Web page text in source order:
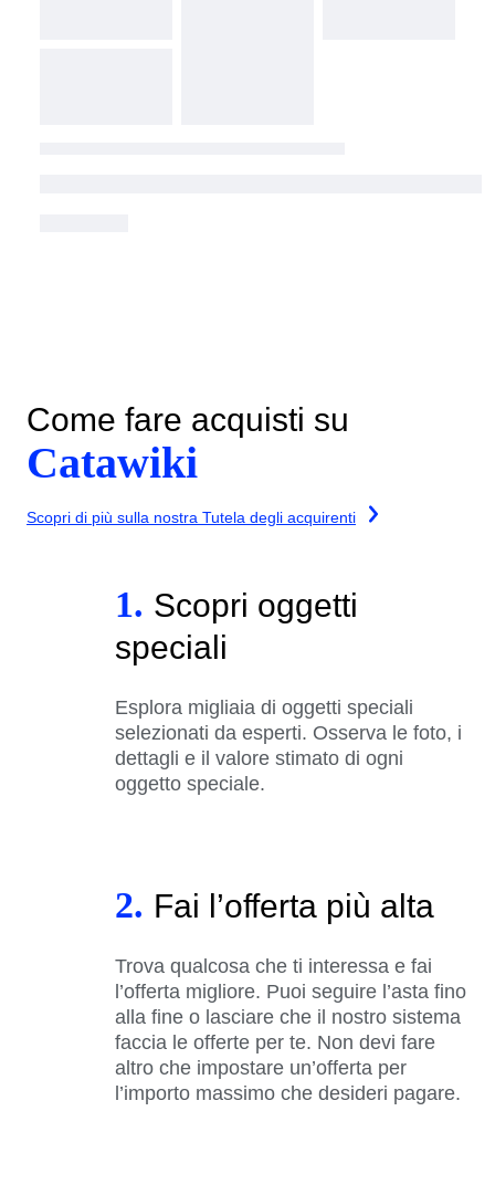
Come fare acquisti su
Catawiki
Scopri di più sulla nostra Tutela degli acquirenti
1. Scopri oggetti
speciali
Esplora migliaia di oggetti speciali
selezionati da esperti. Osserva le foto, i
dettagli e il valore stimato di ogni
oggetto speciale.
2. Fai l’offerta più alta
Trova qualcosa che ti interessa e fai
l’offerta migliore. Puoi seguire l’asta fino
alla fine o lasciare che il nostro sistema
faccia le offerte per te. Non devi fare
altro che impostare un’offerta per
l’importo massimo che desideri pagare.